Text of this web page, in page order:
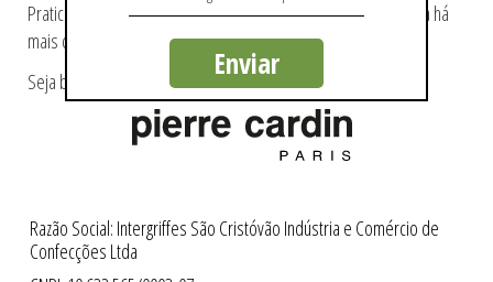
Praticidade e modernidade fazem parte da essência da marca há
mais de 60 anos.
Seja bem-vindo a loja oficial Pierre Cardin no Brasil.
Razão Social: Intergriffes São Cristóvão Indústria e Comércio de
Confecções Ltda
Enviar